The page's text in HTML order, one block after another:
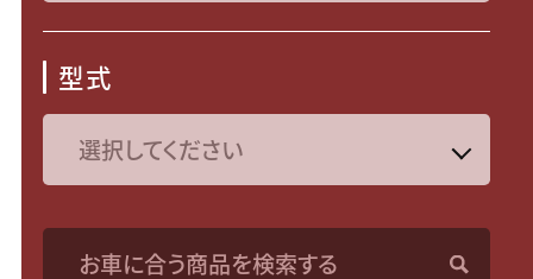
型式
お車に合う商品を検索する